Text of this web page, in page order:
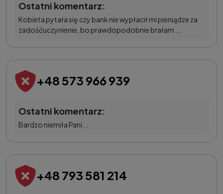
Ostatni komentarz:
Kobieta pytała się czy bank nie wypłacił mi pieniądze za
zadośćuczynienie, bo prawdopodobnie brałam ...
+48 573 966 939
Ostatni komentarz:
Bardzo niemiła Pani...
+48 793 581 214